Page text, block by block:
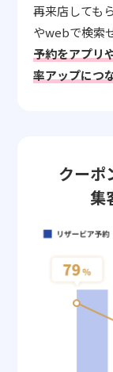
再来店しても
やwebで検索
予約をアプリ
率アップにつ
クーポ
集